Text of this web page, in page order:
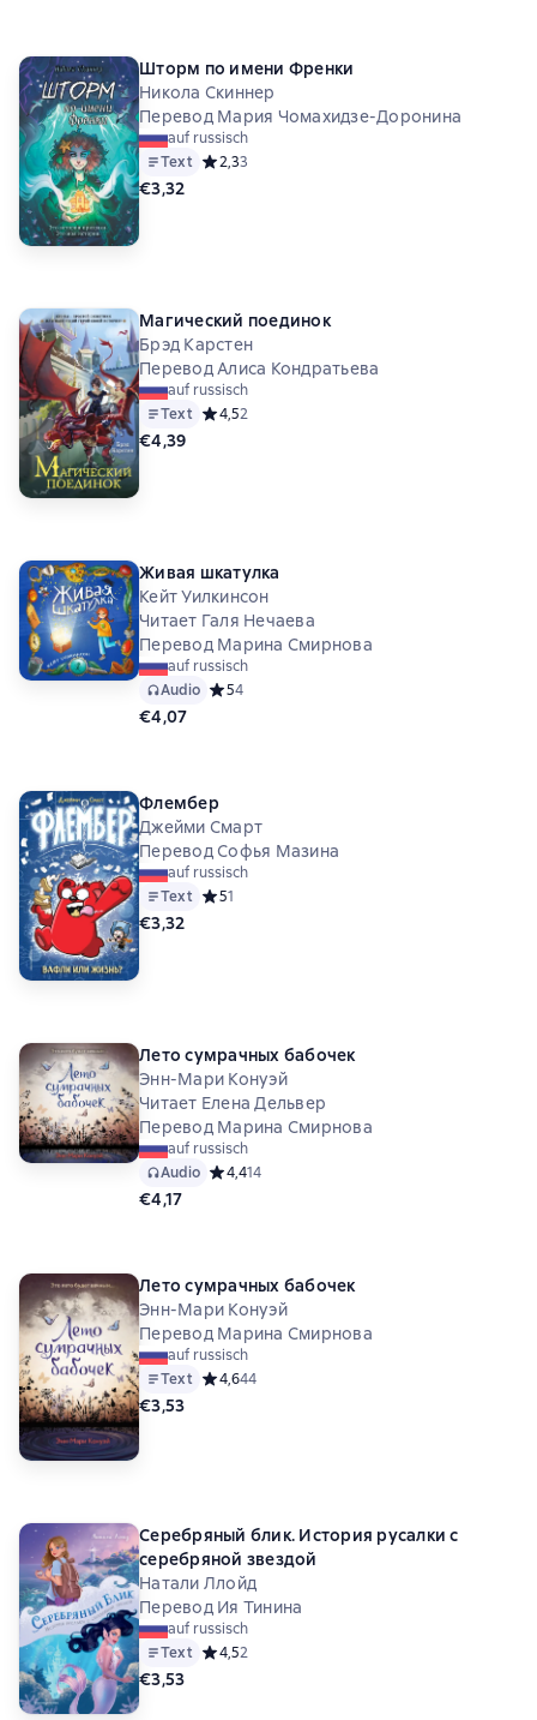
Шторм по имени Френки
Никола Скиннер
Перевод Мария Чомахидзе-Доронина
auf russisch
Text Средний рейтинг 2,3 на основе 3 оценок
2,33
€3,32
Магический поединок
Брэд Карстен
Перевод Алиса Кондратьева
auf russisch
Text Средний рейтинг 4,5 на основе 2 оценок
4,52
€4,39
Живая шкатулка
Кейт Уилкинсон
Читает Галя Нечаева
Перевод Марина Смирнова
auf russisch
Audio Средний рейтинг 5 на основе 4 оценок
54
€4,07
Флембер
Джейми Смарт
Перевод Софья Мазина
auf russisch
Text Средний рейтинг 5 на основе 1 оценок
51
€3,32
Лето сумрачных бабочек
Энн-Мари Конуэй
Читает Елена Дельвер
Перевод Марина Смирнова
auf russisch
Audio Средний рейтинг 4,4 на основе 14 оценок
4,414
€4,17
Лето сумрачных бабочек
Энн-Мари Конуэй
Перевод Марина Смирнова
auf russisch
Text Средний рейтинг 4,6 на основе 44 оценок
4,644
€3,53
Серебряный блик. История русалки с
серебряной звездой
Натали Ллойд
Перевод Ия Тинина
auf russisch
Text Средний рейтинг 4,5 на основе 2 оценок
4,52
€3,53